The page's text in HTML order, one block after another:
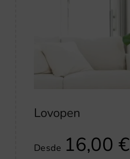
Lovopen
Desde 16,00€